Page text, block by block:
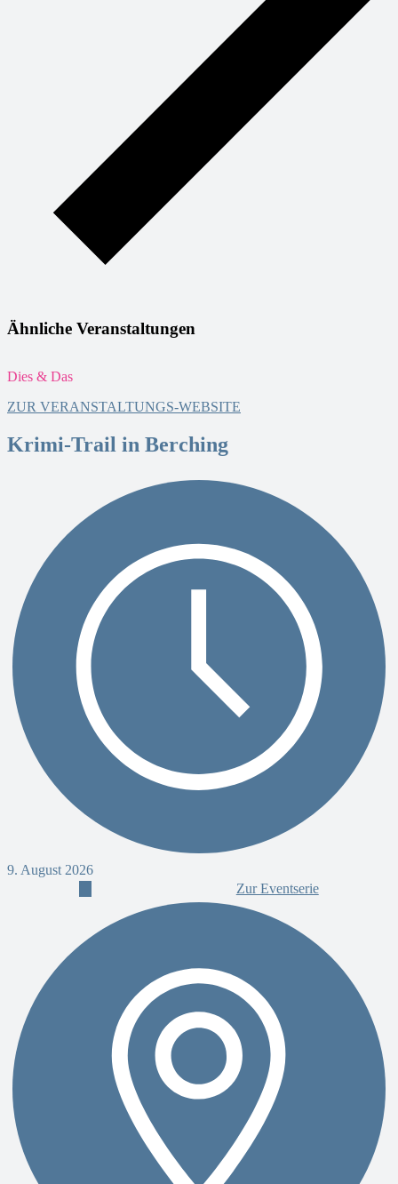
Ähnliche Veranstaltungen
Dies & Das
ZUR VERANSTALTUNGS-WEBSITE
Krimi-Trail in Berching
9. August 2026
Zur Eventserie